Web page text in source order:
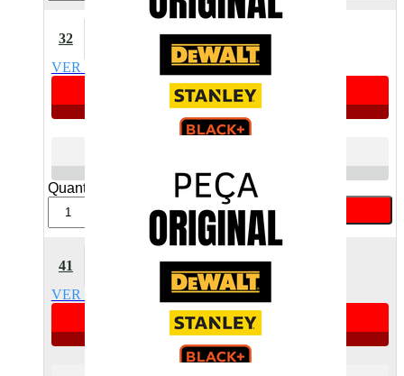
32
15125600
VER DETALHES
Apenas 4 unidades
R$ 0,34
Atacado
Varejo
Quant:
Comprar
41
Lide Dewalt 18555100
VER DETALHES
Apenas 2 unidades
R$ 3,67
Atacado